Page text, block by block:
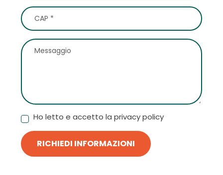
Ho letto e accetto la privacy policy
RICHIEDI INFORMAZIONI